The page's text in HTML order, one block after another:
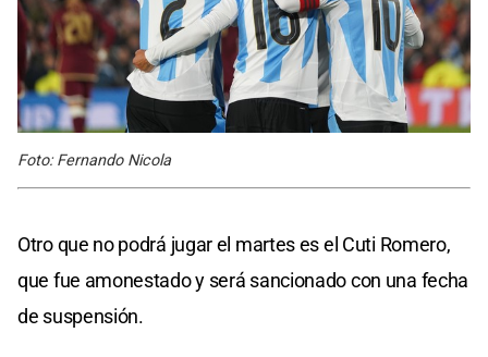
Foto: Fernando Nicola
Otro que no podrá jugar el martes es el Cuti Romero,
que fue amonestado y será sancionado con una fecha
de suspensión.